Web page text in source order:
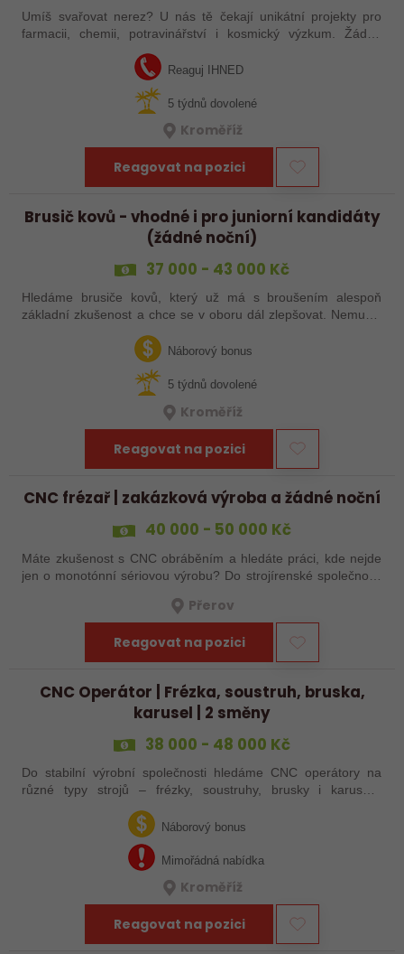
Umíš svařovat nerez? U nás tě čekají unikátní projekty pro
farmacii, chemii, potravinářství i kosmický výzkum. Žádná
rutina, ale precizní práce, která má smysl.
Reaguj IHNED
5 týdnů dovolené
Kroměříž
Reagovat na pozici
Brusič kovů - vhodné i pro juniorní kandidáty
(žádné noční)
37 000 - 43 000 Kč
Hledáme brusiče kovů, který už má s broušením alespoň
základní zkušenost a chce se v oboru dál zlepšovat. Nemusíš
abys už někdy pracoval…Náborový bonus
5 týdnů dovolené
Kroměříž
Reagovat na pozici
CNC frézař | zakázková výroba a žádné noční
40 000 - 50 000 Kč
Máte zkušenost s CNC obráběním a hledáte práci, kde nejde
jen o monotónní sériovou výrobu? Do strojírenské společnosti
Přerov
Reagovat na pozici
CNC Operátor | Frézka, soustruh, bruska,
karusel | 2 směny
38 000 - 48 000 Kč
Do stabilní výrobní společnosti hledáme CNC operátory na
různé typy strojů – frézky, soustruhy, brusky i karusely.
Uplatnění u nás najdou zkušení obráběči i absolventi
technických oborů, kteří se…Náborový bonus
Mimořádná nabídka
Kroměříž
Reagovat na pozici